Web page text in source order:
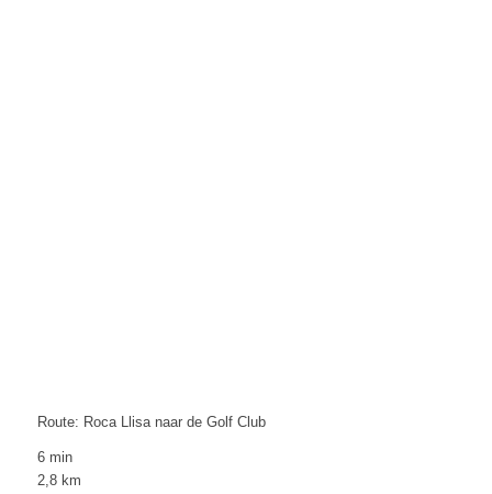
Route: Roca Llisa naar de Golf Club
6 min
2,8 km